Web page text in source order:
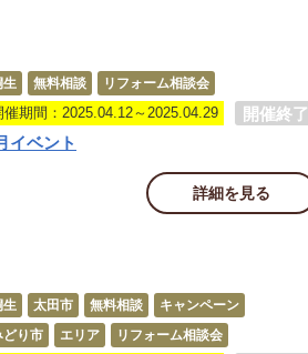
生 無料相談 リフォーム相談会
催期間：2025.04.12～2025.04.29
開催終了
イベント
詳細を見る
生 太田市 無料相談
キャンペーン
どり市
エリア リフォーム相談会